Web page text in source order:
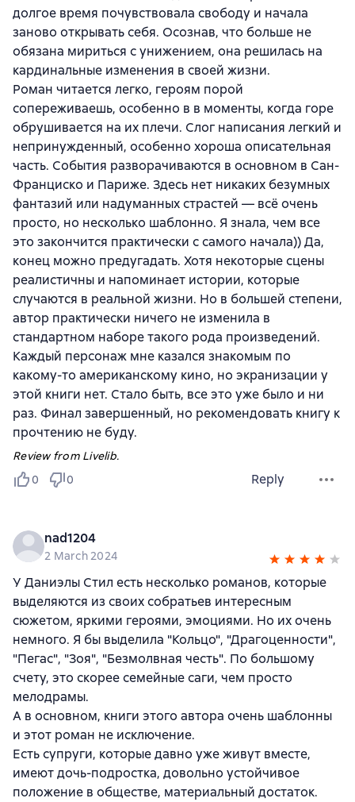
долгое время почувствовала свободу и начала
заново открывать себя. Осознав, что больше не
обязана мириться с унижением, она решилась на
кардинальные изменения в своей жизни.
Роман читается легко, героям порой
сопереживаешь, особенно в в моменты, когда горе
обрушивается на их плечи. Слог написания легкий и
непринужденный, особенно хороша описательная
часть. События разворачиваются в основном в Сан-
Франциско и Париже. Здесь нет никаких безумных
фантазий или надуманных страстей — всё очень
просто, но несколько шаблонно. Я знала, чем все
это закончится практически с самого начала)) Да,
конец можно предугадать. Хотя некоторые сцены
реалистичны и напоминает истории, которые
случаются в реальной жизни. Но в большей степени,
автор практически ничего не изменила в
стандартном наборе такого рода произведений.
Каждый персонаж мне казался знакомым по
какому-то американскому кино, но экранизации у
этой книги нет. Стало быть, все это уже было и ни
раз. Финал завершенный, но рекомендовать книгу к
прочтению не буду.
Review from Livelib.
0
0 Reply
nad1204
2 March 2024
У Даниэлы Стил есть несколько романов, которые
выделяются из своих собратьев интересным
сюжетом, яркими героями, эмоциями. Но их очень
немного. Я бы выделила "Кольцо", "Драгоценности",
"Пегас", "Зоя", "Безмолвная честь". По большому
счету, это скорее семейные саги, чем просто
мелодрамы.
А в основном, книги этого автора очень шаблонны
и этот роман не исключение.
Есть супруги, которые давно уже живут вместе,
имеют дочь-подростка, довольно устойчивое
положение в обществе, материальный достаток.